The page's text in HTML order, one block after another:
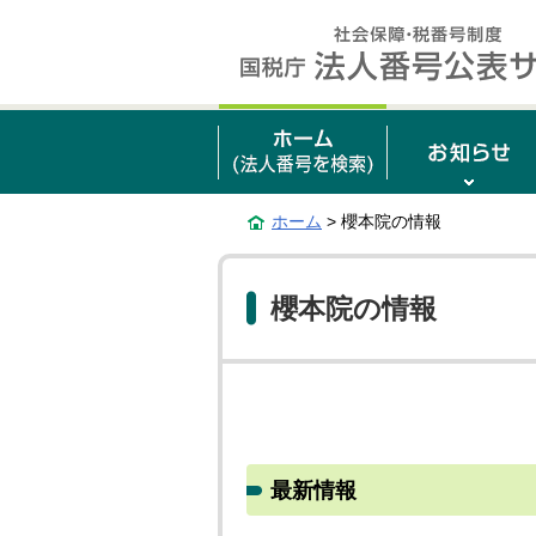
ホーム > 櫻本院の情報
櫻本院の情報
最新情報